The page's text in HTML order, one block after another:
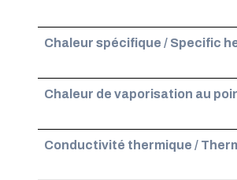
Chaleur spécifique / Specific
Chaleur de vaporisation au
Conductivité thermique /